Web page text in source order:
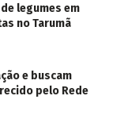
legumes em
no Tarumã
e buscam
pelo Rede